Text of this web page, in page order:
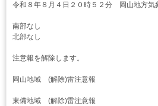
令和８年８月４日２０時５２分 岡山地方
南部なし
北部なし
注意報を解除します。
岡山地域 (解除)雷注意報
東備地域 (解除)雷注意報